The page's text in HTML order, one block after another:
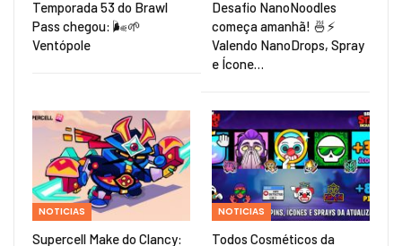
Temporada 53 do Brawl
Pass chegou: 🌬️🌱
Ventópole
Desafio NanoNoodles
começa amanhã! 🍜⚡
Valendo NanoDrops, Spray
e Ícone…
NOTICIAS
Supercell Make do Clancy:
NOTICIAS
Todos Cosméticos da